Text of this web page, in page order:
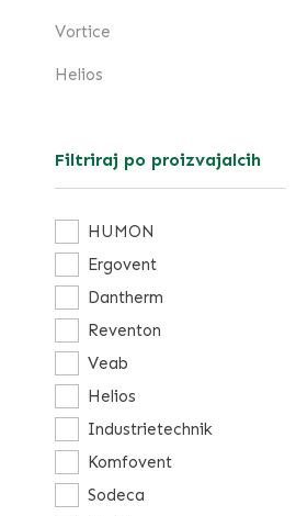
Vortice
Helios
Filtriraj po proizvajalcih
HUMON
Ergovent
Dantherm
Reventon
Veab
Helios
Industrietechnik
Komfovent
Sodeca